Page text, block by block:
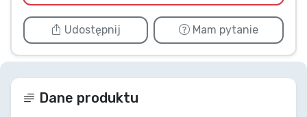
Udostępnij Mam pytanie
Dane produktu